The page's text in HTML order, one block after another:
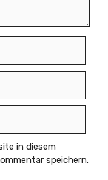
in diesem
speichern.